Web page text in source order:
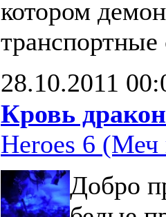
котором
транспортные
28.10.2011
Кровь
Heroes 6 (Меч
Добро